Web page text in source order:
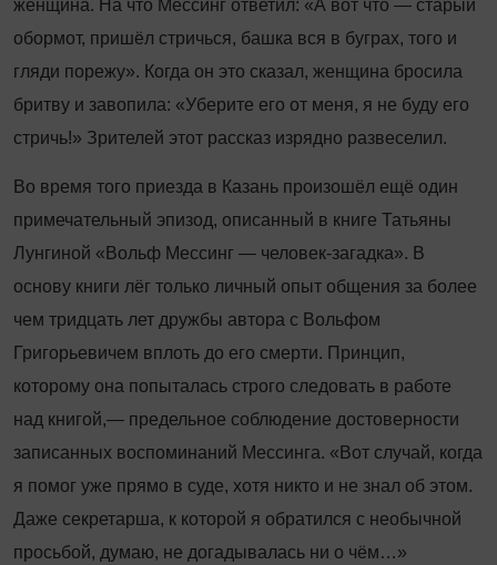
женщина. На что Мессинг ответил: «А вот что — старый
обормот, пришёл стричься, башка вся в буграх, того и
гляди порежу». Когда он это сказал, женщина бросила
бритву и завопила: «Уберите его от меня, я не буду его
стричь!» Зрителей этот рассказ изрядно развеселил.
Во время того приезда в Казань произошёл ещё один
примечательный эпизод, описанный в книге Татьяны
Лунгиной «Вольф Мессинг — человек-загадка». В
основу книги лёг только личный опыт общения за более
чем тридцать лет дружбы автора с Вольфом
Григорьевичем вплоть до его смерти. Принцип,
которому она попыталась строго следовать в работе
над книгой,— предельное соблюдение достоверности
записанных воспоминаний Мессинга. «Вот случай, когда
я помог уже прямо в суде, хотя никто и не знал об этом.
Даже секретарша, к которой я обратился с необычной
просьбой, думаю, не догадывалась ни о чём…»